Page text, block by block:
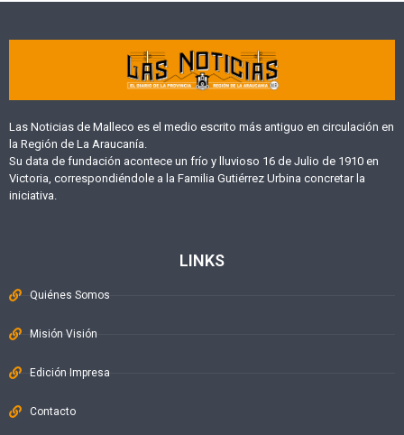
Las Noticias de Malleco es el medio escrito más antiguo en circulación en
la Región de La Araucanía.
Su data de fundación acontece un frío y lluvioso 16 de Julio de 1910 en
Victoria, correspondiéndole a la Familia Gutiérrez Urbina concretar la
iniciativa.
LINKS
Quiénes Somos
Misión Visión
Edición Impresa
Contacto